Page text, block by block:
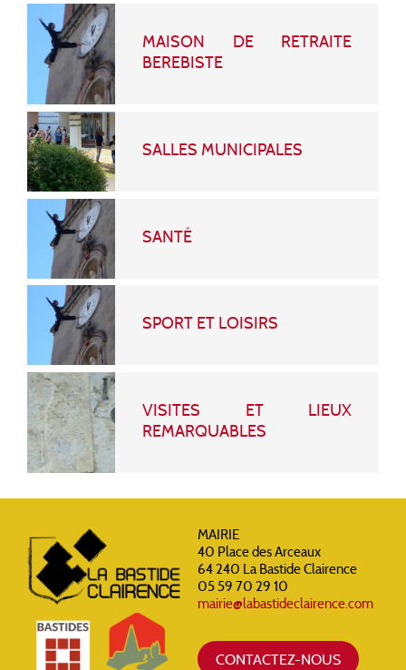
MAISON DE RETRAITE
BEREBISTE
SALLES MUNICIPALES
SANTÉ
SPORT ET LOISIRS
VISITES ET LIEUX
REMARQUABLES
MAIRIE
40 Place des Arceaux
64 240 La Bastide Clairence
05 59 70 29 10
mairie@labastideclairence.com
CONTACTEZ-NOUS